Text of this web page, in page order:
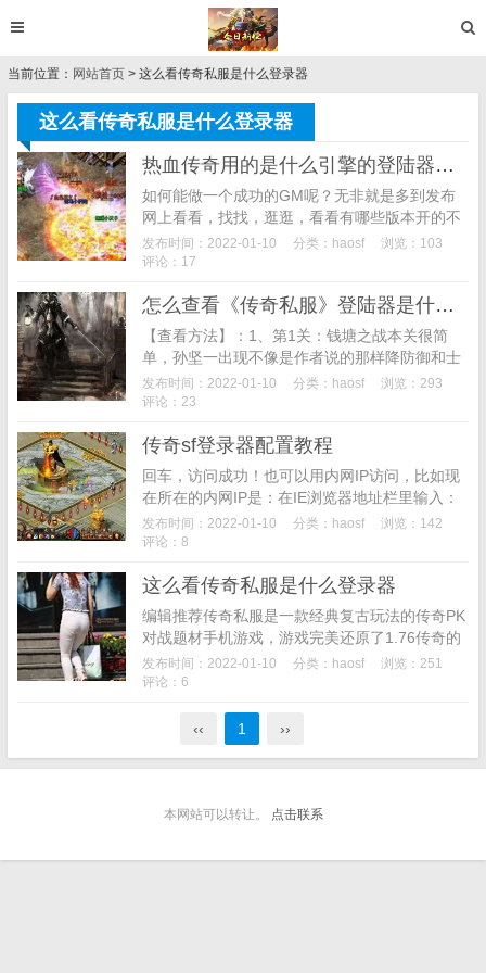
当前位置： 网站首页 > 这么看传奇私服是什么登录器
这么看传奇私服是什么登录器
热血传奇用的是什么引擎的登陆器怎么看？
如何能做一个成功的GM呢？无非就是多到发布
网上看看，找找，逛逛，看看有哪些版本开的不
错的，好的，学习借鉴，差的，自己总结检讨，
在发布网上看到一个不错的版本，那么就会想自
发布时间：2022-01-10 分类： haosf
浏览：103
评论：17
怎么查看《传奇私服》登陆器是什么版本的？
【查看方法】：1、第1关：钱塘之战本关很简
单，孙坚一出现不像是作者说的那样降防御和士
气是孙坚靠近了那个贼首才降他防御，这关一共
有5个豆，左边的那个村庄没有豆，不用过去,杀
发布时间：2022-01-10 分类： haosf
浏览：293
评论：23
传奇sf登录器配置教程
回车，访问成功！也可以用内网IP访问，比如现
在所在的内网IP是：在IE浏览器地址栏里输入：
也访问正常！如果是外网的话，就写外网IP，如
果路由有设定访问端口的话还要写上端口号。现
发布时间：2022-01-10 分类： haosf
浏览：142
评论：8
这么看传奇私服是什么登录器
编辑推荐传奇私服是一款经典复古玩法的传奇PK
对战题材手机游戏，游戏完美还原了1.76传奇的
玩法精髓，道战法三大职业组合再度登场，万人
同屏的沙巴克皇城战役期待王者的降临。配合丰
发布时间：2022-01-10 分类： haosf
浏览：251
评论：6
‹‹ 1 ››
本网站可以转让。 点击联系